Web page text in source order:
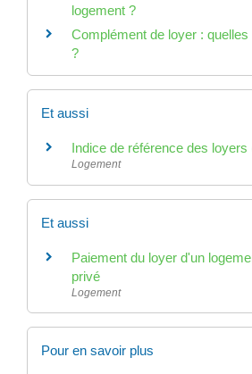
logement ?
Complément de loyer :
?
Et aussi
Indice de référence des loyers
Logement
Et aussi
Paiement du loyer d'un
privé
Logement
Pour en savoir plus